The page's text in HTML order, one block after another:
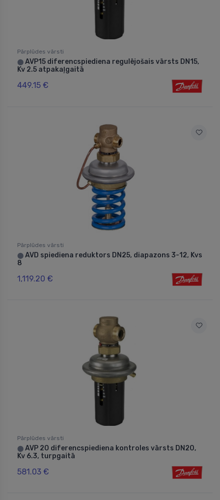
Pārplūdes vārsti
⬤ AVP15 diferencspiediena regulējošais vārsts DN15,
Kv 2.5 atpakaļgaitā
449.15 €
Pārplūdes vārsti
⬤ AVD spiediena reduktors DN25, diapazons 3-12, Kvs
8
1,119.20 €
Pārplūdes vārsti
⬤ AVP 20 diferencspiediena kontroles vārsts DN20,
Kv 6.3, turpgaitā
581.03 €